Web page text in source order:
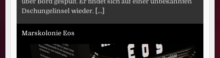
Dschungelinsel wieder. [...]
Marskolonie Eos